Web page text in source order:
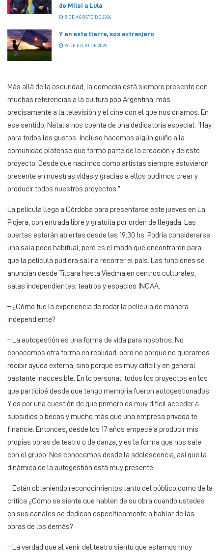
de Milei a Lula
5 DE AGOSTO DE 2026
Y en esta tierra, sos extranjero
29 DE JULIO DE 2026
Más allá de la oscuridad, la comedia está siempre presente con
muchas referencias a la cultura pop Argentina, más
precisamente a la televisión y el cine con el que nos criamos. En
ese sentido, Natalia nos cuenta de una dedicatoria especial: “Hay
para todos los gustos. Incluso hacemos algún guiño a la
comunidad platense que formó parte de la creación y de este
proyecto. Desde que nacimos como artistas siempre estuvieron
presente en nuestras vidas y gracias a ellos pudimos crear y
producir todos nuestros proyectos.”
La película llega a Córdoba para presentarse este jueves en La
Piojera, con entrada libre y gratuita por orden de llegada. Las
puertas estarán abiertas desde las 19:30 hs. Podría considerarse
una sala poco habitual, pero es el modo que encontraron para
que la película pudiera salir a recorrer el país. Las funciones se
anuncian desde Tilcara hasta Viedma en centros culturales,
salas independientes, teatros y espacios INCAA.
– ¿Cómo fue la experiencia de rodar la película de manera
independiente?
– La autogestión es una forma de vida para nosotros. No
conocemos otra forma en realidad, pero no porque no queramos
recibir ayuda externa, sino porque es muy difícil y en general
bastante inaccesible. En lo personal, todos los proyectos en los
que participé desde que tengo memoria fueron autogestionados.
Y es por una cuestión de que primero es muy difícil acceder a
subsidios o becas y mucho más que una empresa privada te
financie. Entonces, desde los 17 años empecé a producir mis
propias obras de teatro o de danza, y es la forma que nos sale
con el grupo. Nos conocemos desde la adolescencia, así que la
dinámica de la autogestión está muy presente.
– Están obteniendo reconocimientos tanto del público como de la
crítica ¿Cómo se siente que hablen de su obra cuando ustedes
en sus canales se dedican específicamente a hablar de las
obras de los demás?
– La verdad que al venir del teatro siento que estamos muy